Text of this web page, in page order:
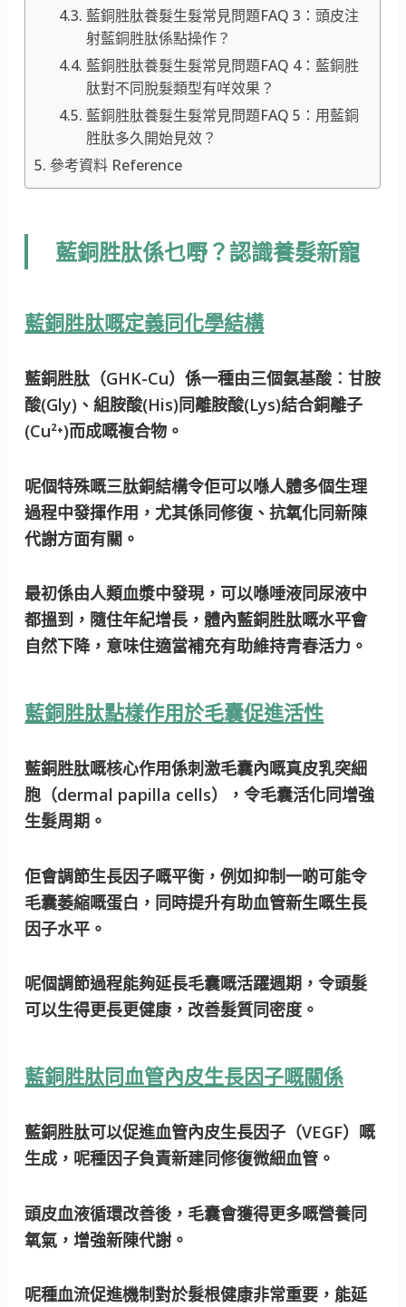
藍銅胜肽養髮生髮常見問題FAQ 3：頭皮注
射藍銅胜肽係點操作？
藍銅胜肽養髮生髮常見問題FAQ 4：藍銅胜
肽對不同脫髮類型有咩效果？
藍銅胜肽養髮生髮常見問題FAQ 5：用藍銅
胜肽多久開始見效？
參考資料 Reference
藍銅胜肽係乜嘢？認識養髮新寵
藍銅胜肽嘅定義同化學結構
藍銅胜肽（GHK-Cu）係一種由三個氨基酸︰甘胺
酸(Gly)、組胺酸(His)同離胺酸(Lys)結合銅離子
(Cu²⁺)而成嘅複合物。
呢個特殊嘅三肽銅結構令佢可以喺人體多個生理
過程中發揮作用，尤其係同修復、抗氧化同新陳
代謝方面有關。
最初係由人類血漿中發現，可以喺唾液同尿液中
都搵到，隨住年紀增長，體內藍銅胜肽嘅水平會
自然下降，意味住適當補充有助維持青春活力。
藍銅胜肽點樣作用於毛囊促進活性
藍銅胜肽嘅核心作用係刺激毛囊內嘅真皮乳突細
胞（dermal papilla cells），令毛囊活化同增強
生髮周期。
佢會調節生長因子嘅平衡，例如抑制一啲可能令
毛囊萎縮嘅蛋白，同時提升有助血管新生嘅生長
因子水平。
呢個調節過程能夠延長毛囊嘅活躍週期，令頭髮
可以生得更長更健康，改善髮質同密度。
藍銅胜肽同血管內皮生長因子嘅關係
藍銅胜肽可以促進血管內皮生長因子（VEGF）嘅
生成，呢種因子負責新建同修復微細血管。
頭皮血液循環改善後，毛囊會獲得更多嘅營養同
氧氣，增強新陳代謝。
呢種血流促進機制對於髮根健康非常重要，能延